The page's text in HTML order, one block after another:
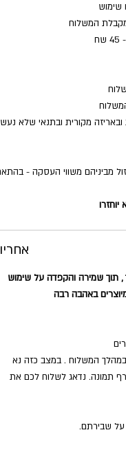
מקורית ובתנאי שלא
בניכוי 5% או 100 שח הזול מביניהם משווי העסקה -
, תוך שמירה והקפדה על שימוש
באהבה רבה
במהלך המשלוח . במצב כזה נא
במספר 052-8692975 ולצרף תמונה. נדאג לשלוח לכם את
על שבירתם.